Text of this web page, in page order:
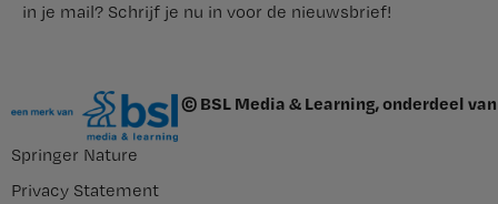
in je mail? Schrijf je nu in voor de nieuwsbrief!
© BSL Media & Learning, onderdeel van
Springer Nature
Privacy Statement